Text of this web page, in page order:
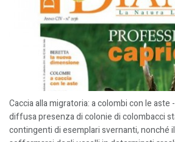
Caccia alla migratoria: a colombi con le aste
diffusa presenza di colonie di colombacci
contingenti di esemplari svernanti, nonché